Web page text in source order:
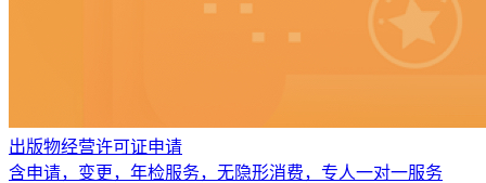
出版物经营许可证申请
含申请，变更，年检服务，无隐形消费，专人一对一服务